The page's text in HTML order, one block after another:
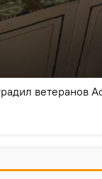
ветеранов